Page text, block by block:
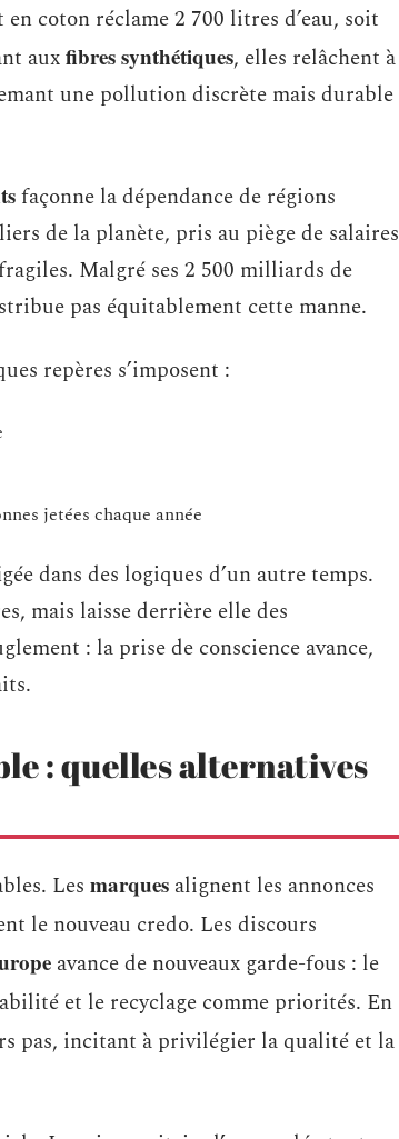
coton réclame 2 700 litres d’eau, soit
auxfibres synthétiques, elles relâchent à
une pollution discrète mais durable
façonne la dépendance de régions
de la planète, pris au piège de salaires
Malgré ses 2 500 milliards de
pas équitablement cette manne.
repères s’imposent :
jetées chaque année
dans des logiques d’un autre temps.
mais laisse derrière elle des
: la prise de conscience avance,
: quelles alternatives
Les marques alignent les annonces
le nouveau credo. Les discours
avance de nouveaux garde-fous : le
et le recyclage comme priorités. En
pas, incitant à privilégier la qualité et la